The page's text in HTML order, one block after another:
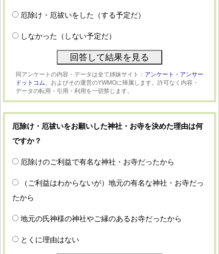
厄除け・厄祓いをした（する予定だ）
しなかった（しない予定だ）
同アンケートの内容・データは全て姉妹サイト： アンケート・アンサー
ドットコム、 およびその運営のYWMOに帰属します。許可なく内容・
データの転用・引用・利用を一切禁じます。
厄除け・厄祓いをお願いした神社・お寺を決めた理由は何
ですか？
厄除けのご利益で有名な神社・お寺だったから
（ご利益はわからないが）地元の有名な神社・お寺だっ
たから
地元の氏神様の神社やご縁のあるお寺だったから
とくに理由はない